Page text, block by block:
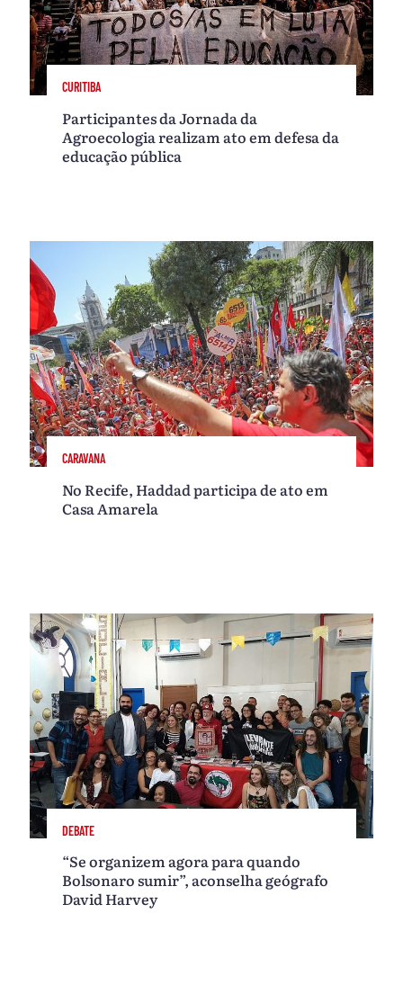
CURITIBA
Participantes da Jornada da
Agroecologia realizam ato em defesa da
educação pública
CARAVANA
No Recife, Haddad participa de ato em
Casa Amarela
DEBATE
“Se organizem agora para quando
Bolsonaro sumir”, aconselha geógrafo
David Harvey